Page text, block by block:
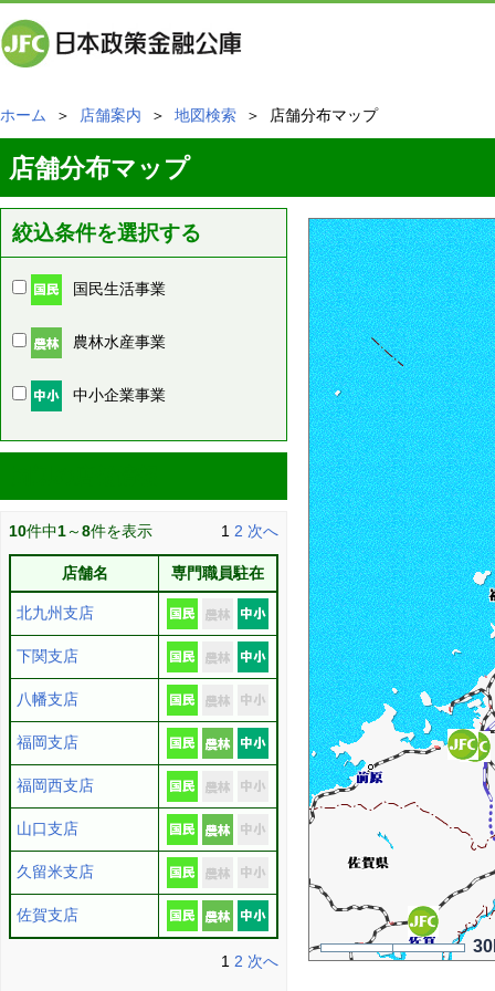
ホーム ＞ 店舗案内 ＞ 地図検索 ＞ 店舗分布マップ
店舗分布マップ
絞込条件を選択する
国民生活事業
農林水産事業
中小企業事業
10件中1～8件を表示 1 2 次へ
店舗名 専門職員駐在
北九州支店
下関支店
八幡支店
福岡支店
福岡西支店
山口支店
久留米支店
佐賀支店
1 2 次へ